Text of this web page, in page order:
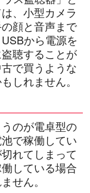
、小型カメラ
顔と音声まで
から電源を
聴することが
で買うような
しれません。
のが電卓型の
で稼働してい
れてしまって
している場合
せん。